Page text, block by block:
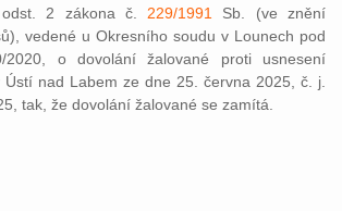
2 zákona č. 229/1991
Sb. (ve znění
vedené u Okresního soudu v Lounech pod
o dovolání žalované proti usnesení
Ústí nad Labem ze dne 25. června 2025, č. j.
tak, že dovolání žalované se zamítá.